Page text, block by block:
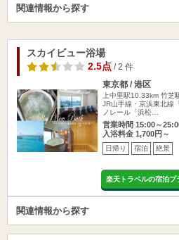
関連情報から探す
スカイビュー浴場
2.5点/ 2 件
東京都 / 港区
上中里駅10.33km 竹芝
JR山手線・京浜東北線
ノレール「浜松…
営業時間 15:00～
入浴料金 1,700円～
日帰り 宿泊 絶景
楽天トラベルの宿泊プ
関連情報から探す